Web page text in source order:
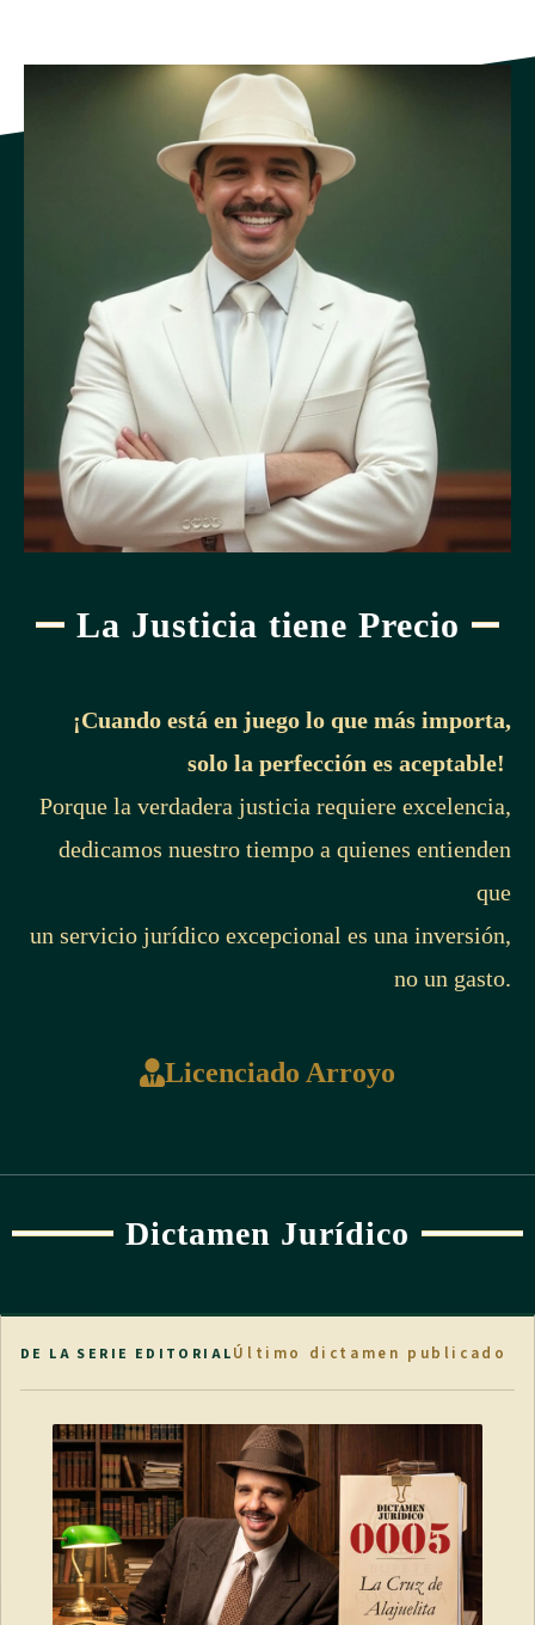
La Justicia tiene Precio
¡Cuando está en juego lo que más importa,
solo la perfección es aceptable!
Porque la verdadera justicia requiere excelencia,
dedicamos nuestro tiempo a quienes entienden
que
un servicio jurídico excepcional es una inversión,
no un gasto.
Licenciado Arroyo
Dictamen Jurídico
DE LA SERIE EDITORIALÚltimo dictamen publicado